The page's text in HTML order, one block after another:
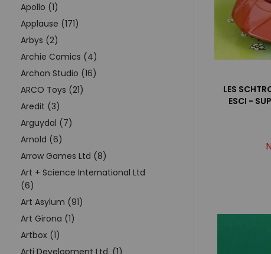
Apollo (1)
Applause (171)
Arbys (2)
Archie Comics (4)
Archon Studio (16)
ARCO Toys (21)
Aredit (3)
Arguydal (7)
Arnold (6)
Arrow Games Ltd (8)
Art + Science International Ltd
(6)
Art Asylum (91)
Art Girona (1)
Artbox (1)
Arti Development Ltd. (1)
LES
ESCI -